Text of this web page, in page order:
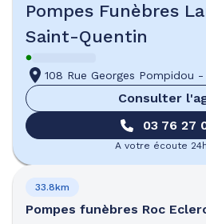
Pompes Funèbres
Saint-Quentin
108 Rue Georges Pompidou -
Consulter
03 76 27
A votre écoute
Pompes funèbres Roc
33.8km